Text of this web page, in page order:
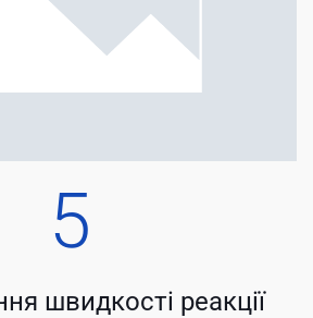
5
швидкості реакції